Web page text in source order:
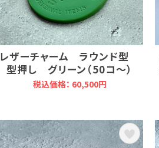
レザーチャーム ラウンド型
型押し グリーン（50コ～）
税込価格： 60,500円